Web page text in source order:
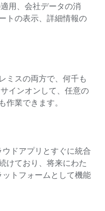
用、会社データの消
トの表示、詳細情報の
ミスの両方で、何千も
インオンして、任意の
作業できます。
ドアプリとすぐに統合
けており、将来にわた
トフォームとして機能